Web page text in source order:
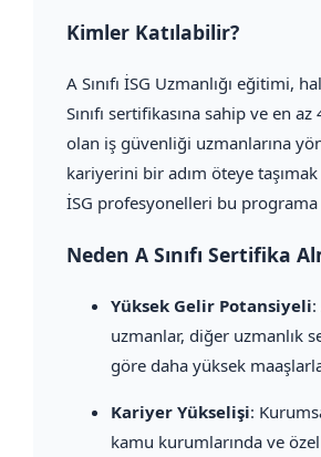
Kimler Katılabilir?
A Sınıfı İSG Uzmanlığı eğitimi,
Sınıfı sertifikasına sahip ve en
olan iş güvenliği uzmanlarına
kariyerini bir adım öteye
İSG profesyonelleri bu programa
Neden A Sınıfı Sertifika
Yüksek Gelir Potansiyeli:
uzmanlar, diğer uzmanlık
göre daha yüksek maaşlarla
Kariyer Yükselişi:
kamu kurumlarında ve